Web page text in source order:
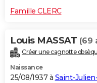
Famille CLERC
Louis MASSAT (69
Créer une cagnotte
Naissance
25/08/1937 à Saint-